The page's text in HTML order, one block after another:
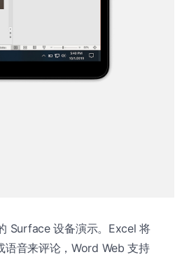
Surface 设备演示。Excel 将
语音来评论，Word Web 支持